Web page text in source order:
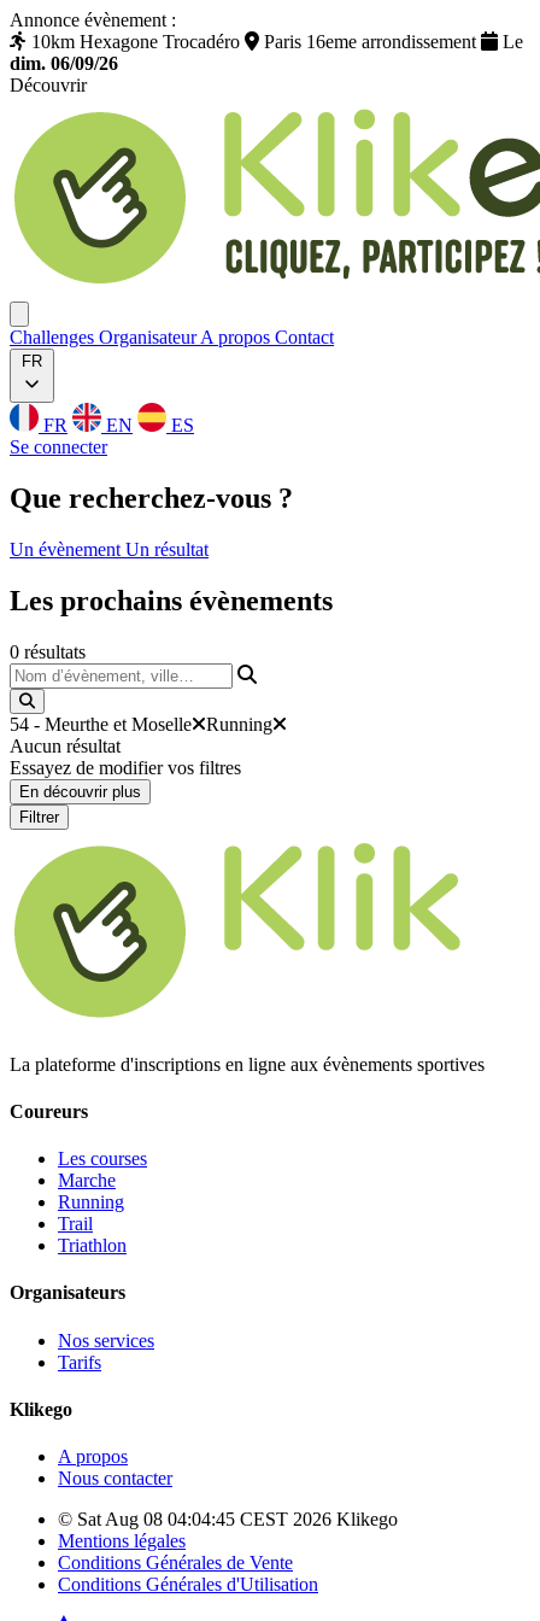
Annonce évènement :
10km Hexagone Trocadéro
Paris 16eme arrondissement
Le
dim. 06/09/26
Découvrir
Challenges OrganisateurA propos Contact
FR
FR EN
ES
Se connecter
Que recherchez-vous ?
Un évènement Un résultat
Les prochains évènements
0 résultats
Nom d’évènement, ville…
54 - Meurthe et Moselle
Running
Aucun résultat
Essayez de modifier vos filtres
En découvrir plus
Filtrer
La plateforme d'inscriptions en ligne aux évènements sportives
Coureurs
Les courses
Marche
Running
Trail
Triathlon
Organisateurs
Nos services
Tarifs
Klikego
A propos
Nous contacter
© Sat Aug 08 04:04:45 CEST 2026 Klikego
Mentions légales
Conditions Générales de Vente
Conditions Générales d'Utilisation